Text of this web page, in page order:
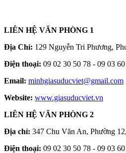
LIÊN HỆ VĂN PHÒNG 1
Địa Chỉ: 129 Nguyễn Tri Phương,
Điện thoại: 09 02 30 50 78 - 09 03
Email: minhgiasuducviet@gmail.com
Website: www.giasuducviet.vn
LIÊN HỆ VĂN PHÒNG 2
Địa chỉ: 347 Chu Văn An, Phường
Điện thoại: 09 02 30 50 78 - 09 03